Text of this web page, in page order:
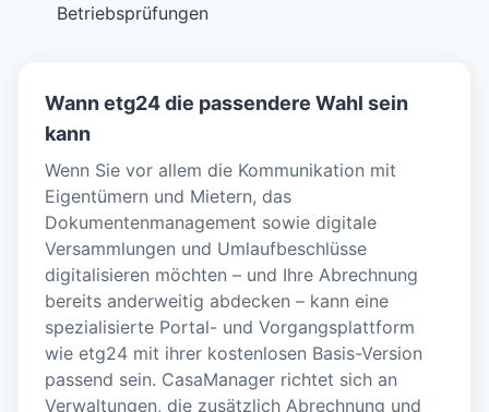
Betriebsprüfungen
Wann etg24 die passendere Wahl sein
kann
Wenn Sie vor allem die Kommunikation mit
Eigentümern und Mietern, das
Dokumentenmanagement sowie digitale
Versammlungen und Umlaufbeschlüsse
digitalisieren möchten – und Ihre Abrechnung
bereits anderweitig abdecken – kann eine
spezialisierte Portal- und Vorgangsplattform
wie etg24 mit ihrer kostenlosen Basis-Version
passend sein. CasaManager richtet sich an
Verwaltungen, die zusätzlich Abrechnung und